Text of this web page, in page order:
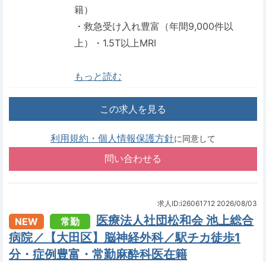
籍）
・救急受け入れ豊富（年間9,000件以
上）・1.5T以上MRI
もっと読む
この求人を見る
利用規約・個人情報保護方針に同意して
求人ID:i26061712 2026/08/03
NEW 常勤
医療法人社団松和会 池上総合
病院／【大田区】脳神経外科／駅チカ徒歩1
分・症例豊富・常勤麻酔科医在籍